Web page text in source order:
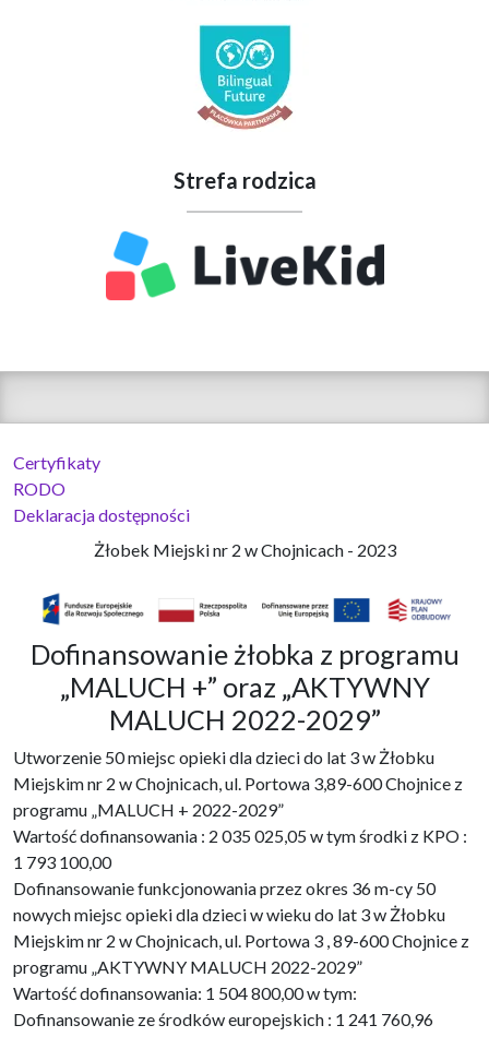
Strefa rodzica
Certyfikaty
RODO
Deklaracja dostępności
Żłobek Miejski nr 2 w Chojnicach - 2023
Dofinansowanie żłobka z programu
„MALUCH +” oraz „AKTYWNY
MALUCH 2022-2029”
Utworzenie 50 miejsc opieki dla dzieci do lat 3 w Żłobku
Miejskim nr 2 w Chojnicach, ul. Portowa 3,89-600 Chojnice z
programu „MALUCH + 2022-2029”
Wartość dofinansowania : 2 035 025,05 w tym środki z KPO :
1 793 100,00
Dofinansowanie funkcjonowania przez okres 36 m-cy 50
nowych miejsc opieki dla dzieci w wieku do lat 3 w Żłobku
Miejskim nr 2 w Chojnicach, ul. Portowa 3 , 89-600 Chojnice z
programu „AKTYWNY MALUCH 2022-2029”
Wartość dofinansowania: 1 504 800,00 w tym:
Dofinansowanie ze środków europejskich : 1 241 760,96